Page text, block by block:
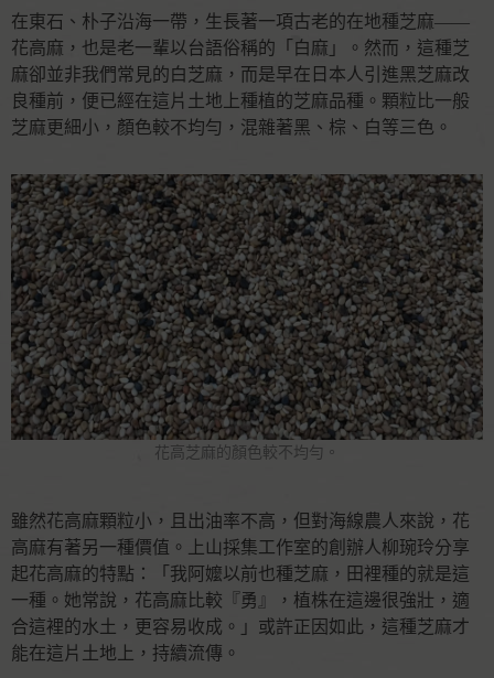
在東石、朴子沿海一帶，生長著一項古老的在地種芝麻——
花高麻，也是老一輩以台語俗稱的「白麻」。然而，這種芝
麻卻並非我們常見的白芝麻，而是早在日本人引進黑芝麻改
良種前，便已經在這片土地上種植的芝麻品種。顆粒比一般
芝麻更細小，顏色較不均勻，混雜著黑、棕、白等三色。
花高芝麻的顏色較不均勻。
雖然花高麻顆粒小，且出油率不高，但對海線農人來說，花
高麻有著另一種價值。上山採集工作室的創辦人柳琬玲分享
起花高麻的特點：「我阿嬤以前也種芝麻，田裡種的就是這
一種。她常說，花高麻比較『勇』，植株在這邊很強壯，適
合這裡的水土，更容易收成。」或許正因如此，這種芝麻才
能在這片土地上，持續流傳。